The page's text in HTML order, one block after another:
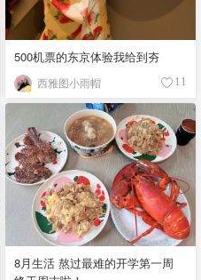
500机票的东京体验我给到夯
西雅图小雨帽 11
8月生活 熬过最难的开学第一周